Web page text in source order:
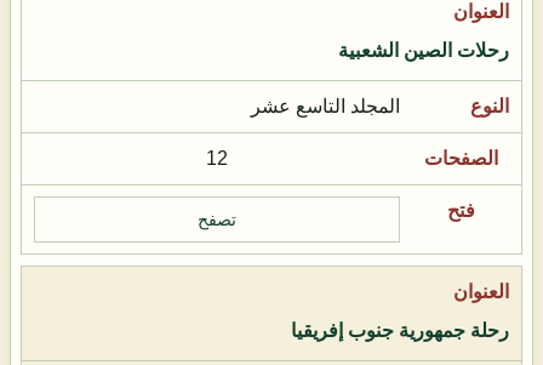
رحلات الصين الشعبية
المجلد التاسع عشر
12
تصفح
رحلة جمهورية جنوب إفريقيا